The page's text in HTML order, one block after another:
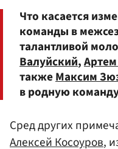
Что касается
команды в
талантливой
Валуйский,
такжеМаксим
в родную
Сред других
Алексей Косоуров,